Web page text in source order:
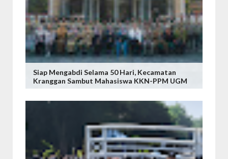
Siap Mengabdi Selama 50 Hari, Kecamatan
Kranggan Sambut Mahasiswa KKN-PPM UGM